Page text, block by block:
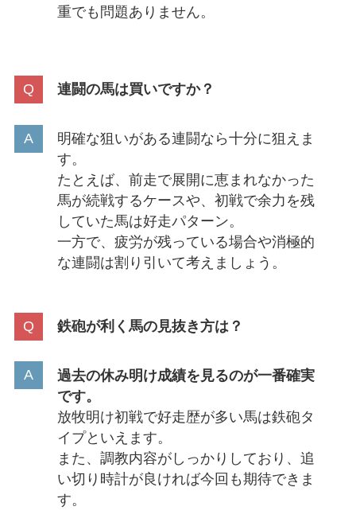
重でも問題ありません。
連闘の馬は買いですか？
明確な狙いがある連闘なら十分に狙えま
す。
たとえば、前走で展開に恵まれなかった
馬が続戦するケースや、初戦で余力を残
していた馬は好走パターン。
一方で、疲労が残っている場合や消極的
な連闘は割り引いて考えましょう。
鉄砲が利く馬の見抜き方は？
過去の休み明け成績を見るのが一番確実
です。
放牧明け初戦で好走歴が多い馬は鉄砲タ
イプといえます。
また、調教内容がしっかりしており、追
い切り時計が良ければ今回も期待できま
す。